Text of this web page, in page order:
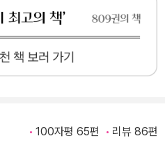
100자평 65편 리뷰 86편